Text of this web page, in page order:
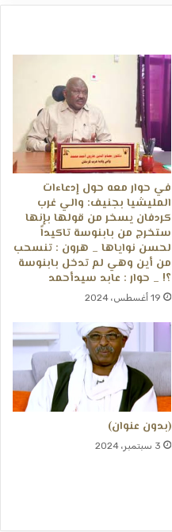
في حوار معه حول إدعاءات
المليشيا بجنيف: والي غرب
كردفان يسخر من قولها بإنها
ستخرج من بابنوسة تاكيداً
لحسن نواياها _ هرون : تنسحب
من أين وهي لم تدخل بابنوسة
؟! _ حوار : عابد سيدأحمد
19 أغسطس، 2024
(بدون عنوان)
3 سبتمبر، 2024